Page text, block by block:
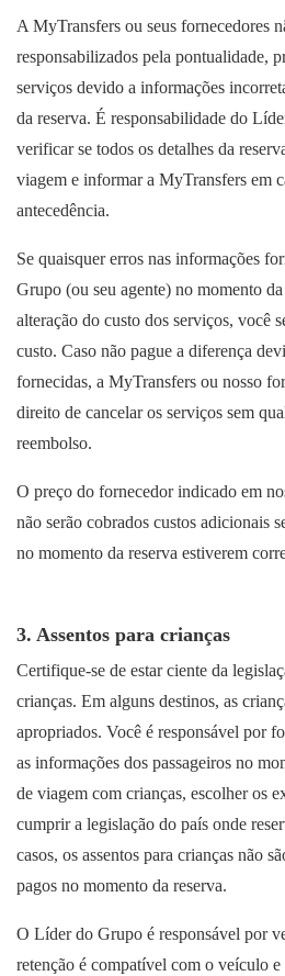
A MyTransfers ou seus fornecedores
responsabilizados pela pontualidade,
serviços devido a informações
da reserva. É responsabilidade do
verificar se todos os detalhes da
viagem e informar a MyTransfers em
antecedência.
Se quaisquer erros nas informações
Grupo (ou seu agente) no momento
alteração do custo dos serviços, você
custo. Caso não pague a diferença
fornecidas, a MyTransfers ou nosso
direito de cancelar os serviços sem
reembolso.
O preço do fornecedor indicado em
não serão cobrados custos adicionais
no momento da reserva estiverem
3. Assentos para crianças
Certifique-se de estar ciente da
crianças. Em alguns destinos, as
apropriados. Você é responsável por
as informações dos passageiros no
de viagem com crianças, escolher os
cumprir a legislação do país onde
casos, os assentos para crianças não
pagos no momento da reserva.
O Líder do Grupo é responsável por
retenção é compatível com o veículo e